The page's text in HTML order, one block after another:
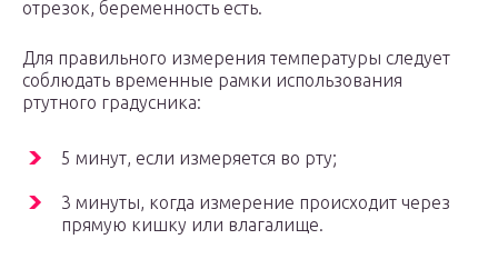
отрезок, беременность есть.
Для правильного измерения температуры следует
соблюдать временные рамки использования
ртутного градусника:
5 минут, если измеряется во рту;
3 минуты, когда измерение происходит через
прямую кишку или влагалище.